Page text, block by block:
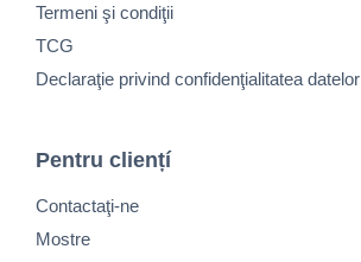
Termeni şi condiţii
TCG
Declaraţie privind confidenţialitatea datelor
Pentru cliențí
Contactaţi-ne
Mostre